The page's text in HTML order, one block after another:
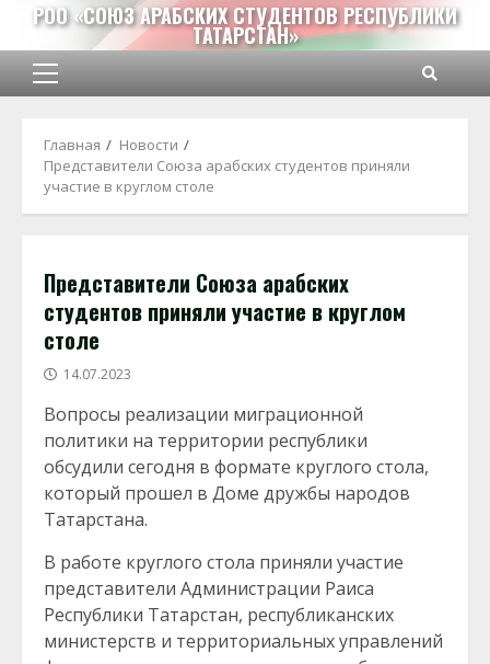
Перейти
содержимому
РОО «СОЮЗ АРАБСКИХ СТУДЕНТОВ РЕСПУБЛИКИ
ТАТАРСТАН»
Основное
Главная
Новости
Представители Союза арабских студентов приняли
участие в круглом столе
Представители Союза арабских
студентов приняли участие в круглом
столе
14.07.2023
Вопросы реализации миграционной
политики на территории республики
обсудили сегодня в формате круглого стола,
который прошел в Доме дружбы народов
Татарстана.
В работе круглого стола приняли участие
представители Администрации Раиса
Республики Татарстан, республиканских
министерств и территориальных управлений